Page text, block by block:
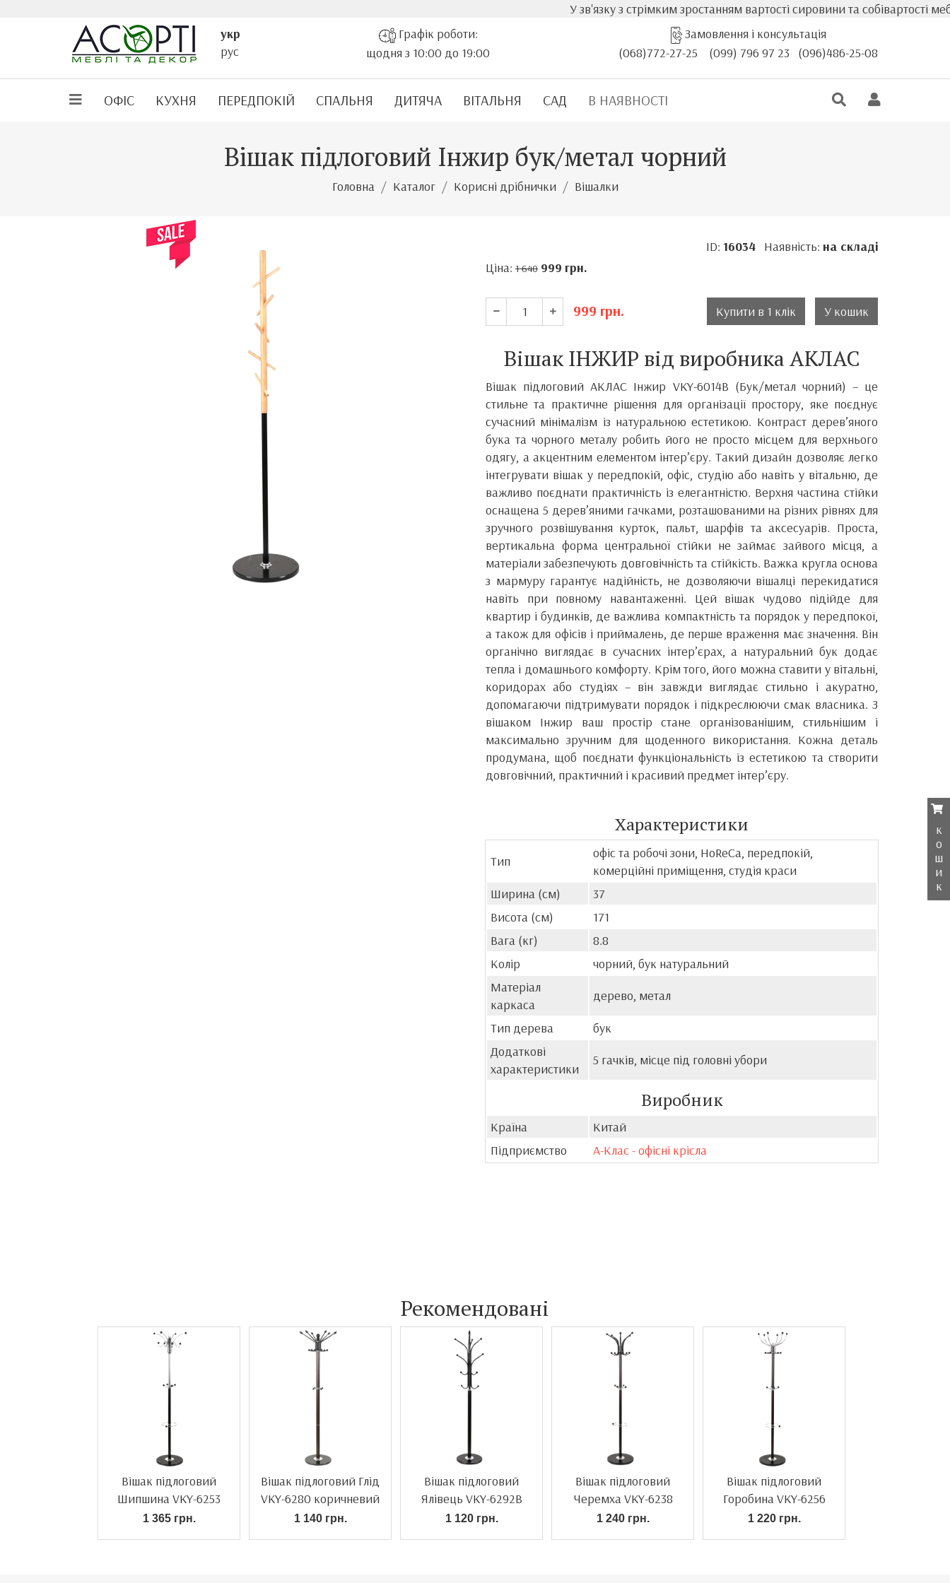
У зв'язку з стрімким зростанням вартості сировини та собівартості
укр
рус
Графік роботи:
щодня з 10:00 до 19:00
Замовлення і консультація
(068)772-27-25
(099) 796 97 23 (096)486-25-08
ОФІС КУХНЯ ПЕРЕДПОКІЙ СПАЛЬНЯ ДИТЯЧА ВІТАЛЬНЯ САД В НАЯВНОСТІ
Вішак підлоговий Інжир бук/метал чорний
Головна Каталог Корисні дрібнички Вішалки
ID: 16034Наявність: на складі
Ціна: 1 640 999 грн.
999 грн. Купити в 1 клік У кошик
Вішак ІНЖИР від виробника АКЛАС
Вішак підлоговий АКЛАС Інжир VKY-6014B (Бук/метал чорний) – це
стильне та практичне рішення для організації простору, яке поєднує
сучасний мінімалізм із натуральною естетикою. Контраст дерев’яного
бука та чорного металу робить його не просто місцем для верхнього
одягу, а акцентним елементом інтер’єру. Такий дизайн дозволяє легко
інтегрувати вішак у передпокій, офіс, студію або навіть у вітальню, де
важливо поєднати практичність із елегантністю. Верхня частина стійки
оснащена 5 дерев’яними гачками, розташованими на різних рівнях для
зручного розвішування курток, пальт, шарфів та аксесуарів. Проста,
вертикальна форма центральної стійки не займає зайвого місця, а
матеріали забезпечують довговічність та стійкість. Важка кругла основа
з мармуру гарантує надійність, не дозволяючи вішалці перекидатися
навіть при повному навантаженні. Цей вішак чудово підійде для
квартир і будинків, де важлива компактність та порядок у передпокої,
а також для офісів і приймалень, де перше враження має значення. Він
органічно виглядає в сучасних інтер’єрах, а натуральний бук додає
тепла і домашнього комфорту. Крім того, його можна ставити у вітальні,
коридорах або студіях – він завжди виглядає стильно і акуратно,
допомагаючи підтримувати порядок і підкреслюючи смак власника. З
вішаком Інжир ваш простір стане організованішим, стильнішим і
максимально зручним для щоденного використання. Кожна деталь
продумана, щоб поєднати функціональність із естетикою та створити
довговічний, практичний і красивий предмет інтер’єру.
Характеристики
Тип
офіс та робочі зони, HoReCa, передпокій,
комерційні приміщення, студія краси
Ширина (см)
37
Висота (см)
171
Вага (кг)
8.8
Колір
чорний, бук натуральний
Матеріал
каркаса
дерево, метал
Тип дерева
бук
Додаткові
характеристики
5 гачків, місце під головні убори
Виробник
Країна
Китай
Підприємство
А-Клас - офісні крісла
Рекомендовані
Вішак підлоговий
Шипшина VKY-6253
чорний
1 365 грн.
Вішак підлоговий Глід
VKY-6280 коричневий
1 140 грн.
Вішак підлоговий
Ялівець VKY-6292B
чорний
1 120 грн.
Вішак підлоговий
Черемха VKY-6238
коричневий
1 240 грн.
Вішак підлоговий
Горобина VKY-6256
коричневий
1 220 грн.
к
о
ш
и
к